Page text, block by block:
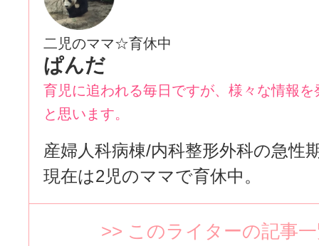
二児のママ☆育休中
ぱんだ
育児に追われる毎日ですが、様々な情報を
と思います。
産婦人科病棟/内科整形外科の急性
現在は2児のママで育休中。
>> このライターの記事